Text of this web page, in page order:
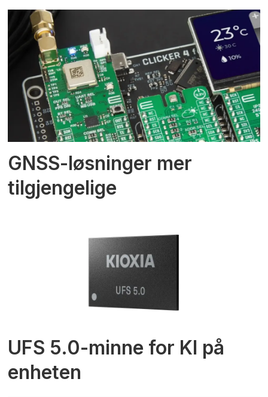
GNSS-løsninger mer
tilgjengelige
UFS 5.0-minne for KI på
enheten